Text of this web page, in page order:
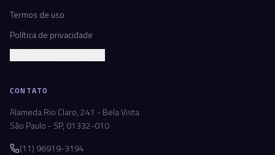
Termos de uso
Política de privacidade
CONTATO
Alameda Rio Claro, 241 - Bela Vista
São Paulo - SP, 01332-010
(11) 96919-3194